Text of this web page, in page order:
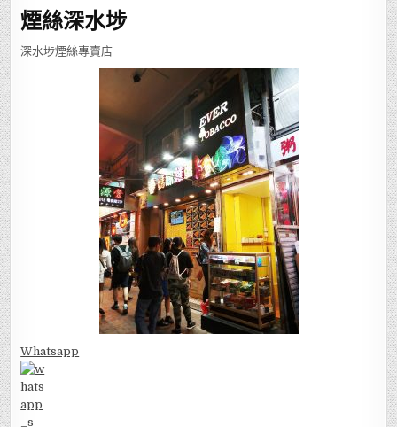
煙絲深水埗
深水埗煙絲專賣店
Whatsapp